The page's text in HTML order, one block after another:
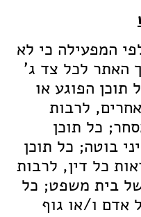
המפעילה כי לא
האתר לכל צד ג'
תוכן הפוגע או
לרבות
כל תוכן
בוטה; כל תוכן
כל דין, לרבות
של בית משפט; כל
אדם ו/או גוף